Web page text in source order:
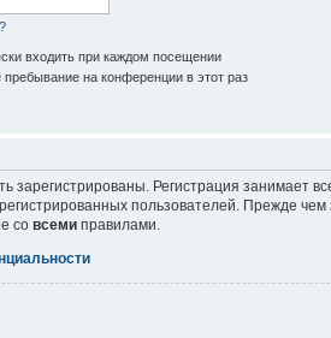
входить при каждом посещении
на конференции в этот раз
Регистрация занимает
пользователей. Прежде
со всеми правилами.